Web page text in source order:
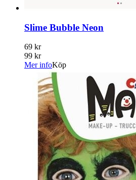
Slime Bubble Neon
69 kr
99 kr
Mer infoKöp